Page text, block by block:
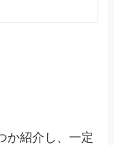
か紹介し、一定